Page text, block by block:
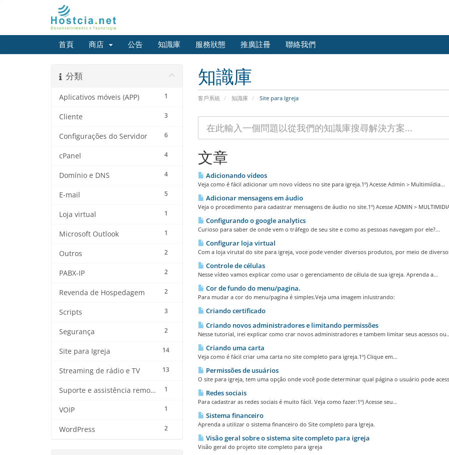
首頁 商店 公告 知識庫 服務狀態 推廣註冊 聯絡我們
知識庫
客戶系統 知識庫 Site para Igreja
分類
1
Aplicativos móveis (APP)
3
Cliente
6
Configurações do Servidor
4
cPanel
4
Domínio e DNS
5
E-mail
1
Loja virtual
1
Microsoft Outlook
2
Outros
2
PABX-IP
2
Revenda de Hospedagem
3
Scripts
2
Segurança
14
Site para Igreja
13
Streaming de rádio e TV
1
Suporte e assistência remota
1
VOIP
2
WordPress
文章
Adicionando ví­deos
Veja como é fácil adicionar um novo vídeos no site para igreja.1º) Acesse Admin > Multimiídia...
Adicionar mensagens em áudio
Veja o procedimento para cadastrar mensagens de áudio no site.1º) Acesse ADMIN >
Configurando o google analytics
Curioso para saber de onde vem o tráfego de seu site e como as pessoas navegam por ele?...
Configurar loja virtual
Com a loja virutal do site para igreja, voce pode vender diversos produtos, por meio de
Controle de células
Nesse vídeo vamos explicar como usar o gerenciamento de célula de sua igreja. Aprenda a...
Cor de fundo do menu/pagina.
Para mudar a cor do menu/pagina é simples.Veja uma imagem inlustrando:
Criando certificado
Criando novos administradores e limitando permissões
Nesse tutorial, irei explicar como crar novos administradores e tambem limitar seus acessos
Criando uma carta
Veja como é fácil criar uma carta no site completo para igreja.1º) Clique em...
Permissões de usuários
O site para igreja, tem uma opção onde você pode determinar qual página o usuário pode
Redes sociais
Para cadastrar as redes sociais é muito fácil. Veja como fazer:1º) Acesse seu...
Sistema financeiro
Aprenda a utilizar o sistema financeiro do Site completo para Igreja.
Visão geral sobre o sistema site completo para igreja
Visão geral do projeto site completo para igreja